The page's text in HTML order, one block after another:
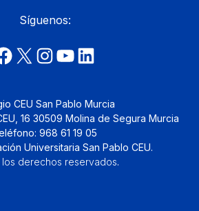
Síguenos:
CEU San Pablo Murcia
16 30509 Molina de Segura Murcia
968 61 19 05
Universitaria San Pablo CEU.
derechos reservados.